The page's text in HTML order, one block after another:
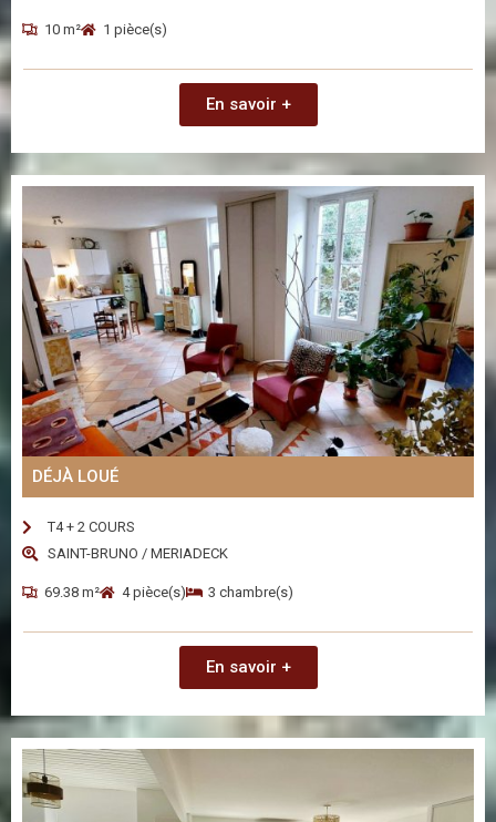
10 m² 1 pièce(s)
En savoir +
DÉJÀ LOUÉ
T4 + 2 COURS
SAINT-BRUNO / MERIADECK
69.38 m² 4 pièce(s) 3 chambre(s)
En savoir +